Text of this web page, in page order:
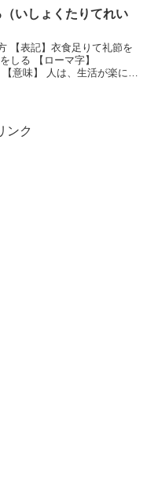
いしょくたりてれい
しる 【ローマ字】
ンク